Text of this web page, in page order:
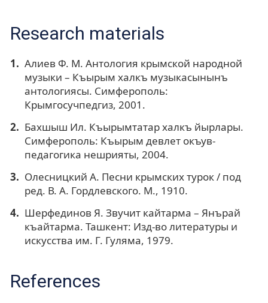
Research materials
Алиев Ф. М. Антология крымской народной
музыки – Къырым халкъ музыкасынынъ
антологиясы. Симферополь:
Крымгосучпедгиз, 2001.
Бахшыш Ил. Къырымтатар халкъ йырлары.
Симферополь: Къырым девлет окъув-
педагогика нешрияты, 2004.
Олесницкий А. Песни крымских турок / под
ред. В. А. Гордлевского. М., 1910.
Шерфединов Я. Звучит кайтарма – Янърай
къайтарма. Ташкент: Изд-во литературы и
искусства им. Г. Гуляма, 1979.
References